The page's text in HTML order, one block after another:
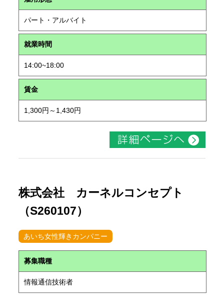
パート・アルバイト
就業時間
14:00~18:00
賃金
1,300円～1,430円
株式会社 カーネルコンセプト
（S260107）
あいち女性輝きカンパニー
募集職種
情報通信技術者